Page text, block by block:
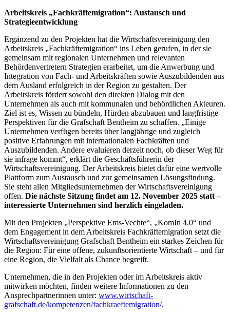
Arbeitskreis „Fachkräftemigration“: Austausch und
Strategieentwicklung
Ergänzend zu den Projekten hat die Wirtschaftsvereinigung den
Arbeitskreis „Fachkräftemigration“ ins Leben gerufen, in der sie
gemeinsam mit regionalen Unternehmen und relevanten
Behördenvertretern Strategien erarbeitet, um die Anwerbung und
Integration von Fach- und Arbeitskräften sowie Auszubildenden aus
dem Ausland erfolgreich in der Region zu gestalten. Der
Arbeitskreis fördert sowohl den direkten Dialog mit den
Unternehmen als auch mit kommunalen und behördlichen Akteuren.
Ziel ist es, Wissen zu bündeln, Hürden abzubauen und langfristige
Perspektiven für die Grafschaft Bentheim zu schaffen. „Einige
Unternehmen verfügen bereits über langjährige und zugleich
positive Erfahrungen mit internationalen Fachkräften und
Auszubildenden. Andere evaluieren derzeit noch, ob dieser Weg für
sie infrage kommt“, erklärt die Geschäftsführerin der
Wirtschaftsvereinigung. Der Arbeitskreis bietet dafür eine wertvolle
Plattform zum Austausch und zur gemeinsamen Lösungsfindung.
Sie steht allen Mitgliedsunternehmen der Wirtschaftsvereinigung
offen. Die nächste Sitzung findet am 12. November 2025 statt –
interessierte Unternehmen sind herzlich eingeladen.
Mit den Projekten „Perspektive Ems-Vechte“, „KomIn 4.0“ und
dem Engagement in dem Arbeitskreis Fachkräftemigration setzt die
Wirtschaftsvereinigung Grafschaft Bentheim ein starkes Zeichen für
die Region: Für eine offene, zukunftsorientierte Wirtschaft – und für
eine Region, die Vielfalt als Chance begreift.
Unternehmen, die in den Projekten oder im Arbeitskreis aktiv
mitwirken möchten, finden weitere Informationen zu den
Ansprechpartnerinnen unter: www.wirtschaft-
grafschaft.de/kompetenzen/fachkraeftemigration/.